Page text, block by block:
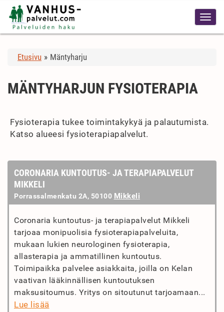
Etusivu » Mäntyharju
MÄNTYHARJUN FYSIOTERAPIA
Fysioterapia tukee toimintakykyä ja palautumista.
Katso alueesi fysioterapiapalvelut.
CORONARIA KUNTOUTUS- JA TERAPIAPALVELUT
MIKKELI
Porrassalmenkatu 2A, 50100 Mikkeli
Coronaria kuntoutus- ja terapiapalvelut Mikkeli
tarjoaa monipuolisia fysioterapiapalveluita,
mukaan lukien neurologinen fysioterapia,
allasterapia ja ammatillinen kuntoutus.
Toimipaikka palvelee asiakkaita, joilla on Kelan
vaativan lääkinnällisen kuntoutuksen
maksusitoumus. Yritys on sitoutunut tarjoamaan...
Lue lisää